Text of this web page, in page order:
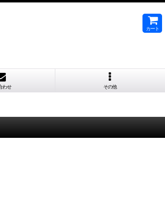
カート
わせ その他